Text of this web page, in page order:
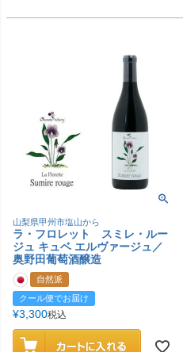
山梨県甲州市塩山から
ラ・フロレット スミレ・ルー
ジュ キュベ エルヴァージュ／
奥野田葡萄酒醸造
自然派
クール便でお届け
¥3,300税込